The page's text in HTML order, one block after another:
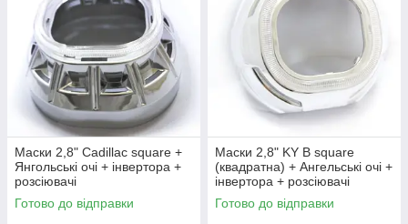
Маски 2,8" Cadillac square +
Янгольські очі + інвертора +
розсіювачі
Готово до відправки
Маски 2,8" KY B square
(квадратна) + Ангельські очі +
інвертора + розсіювачі
Готово до відправки